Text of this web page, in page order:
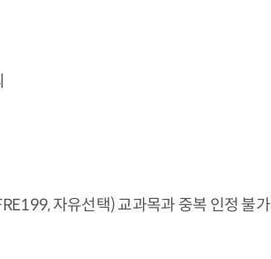
자유선택) 교과목과 중복 인정 불가